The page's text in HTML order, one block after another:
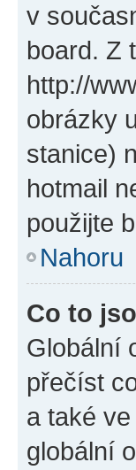
v
board. Z
http://
obrázky
stanice)
hotmail
použijte
Nahoru
Co to
Globální
přečíst
a také
globální